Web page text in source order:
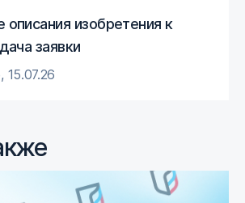
описания изобретения к
заявки
, 15.07.26